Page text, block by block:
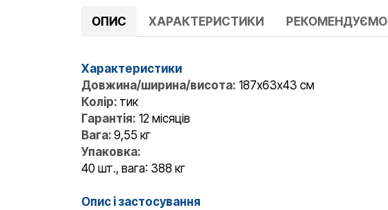
ОПИС ХАРАКТЕРИСТИКИ РЕКОМЕНДУЄМО
Характеристики
Довжина/ширина/висота: 187x63х43 cм
Колір: тик
Гарантія: 12 місяців
Вага: 9,55 кг
Упаковка:
40 шт., вага: 388 кг
Опис і застосування